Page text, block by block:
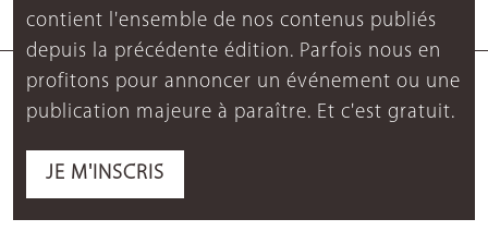
contient l'ensemble de nos contenus publiés
depuis la précédente édition. Parfois nous en
profitons pour annoncer un événement ou une
publication majeure à paraître. Et c'est gratuit.
JE M'INSCRIS